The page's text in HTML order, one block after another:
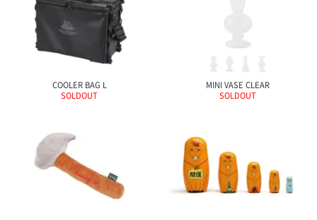
COOLER BAG L
SOLDOUT
MINI VASE CLEAR
SOLDOUT